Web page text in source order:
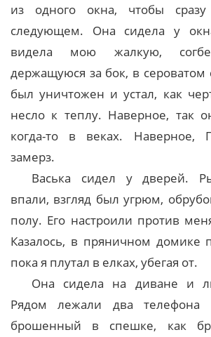
из одного окна, чтобы
следующем. Она сидела у
видела мою жалкую,
держащуюся за бок, в сероватом
был уничтожен и устал, как
несло к теплу. Наверное, так
когда-то в веках. Наверное,
замерз.
Васька сидел у дверей.
впали, взгляд был угрюм,
полу. Его настроили против
Казалось, в пряничном домике
пока я плутал в елках, убегая от.
Она сидела на диване и
Рядом лежали два
брошенный в спешке, как